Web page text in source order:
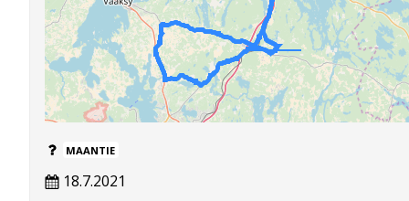
MAANTIE
18.7.2021